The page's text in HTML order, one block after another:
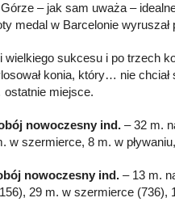
– jak sam uważa –
medal w Barcelonie
wielkiego sukcesu i po trzech
konia, który… nie
miejsce.
nowoczesny ind. – 32 m.
w szermierce, 8 m. w
nowoczesny ind. – 13 m.
29 m. w szermierce (736),